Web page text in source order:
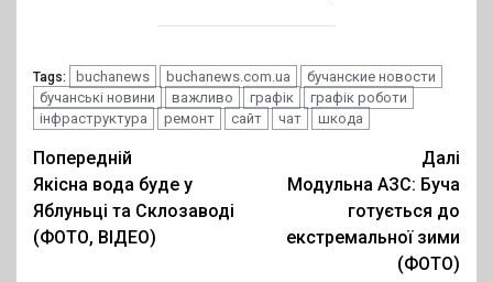
Tags: buchanews buchanews.com.ua
бучанские новости
бучанські новини
важливо графік
графік роботи
інфраструктура
ремонт сайт чат шкода
Post
navigation
Попередній
Якісна вода буде у
Яблуньці та Склозаводі
(ФОТО, ВІДЕО)
Далі
Модульна АЗС: Буча
готується до
екстремальної зими
(ФОТО)